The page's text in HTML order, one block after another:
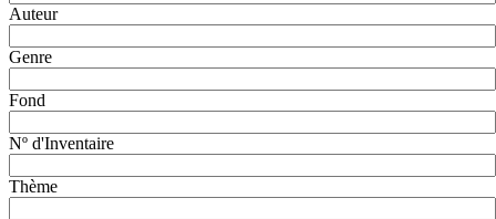
Auteur
Genre
Fond
Nº d'Inventaire
Thème